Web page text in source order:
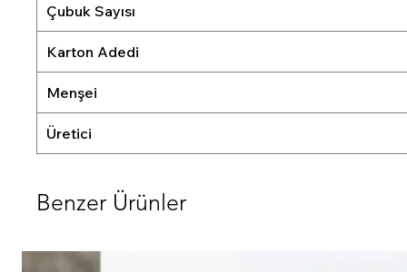
Çubuk Sayısı
Karton Adedi
Menşei
Üretici
Benzer Ürünler